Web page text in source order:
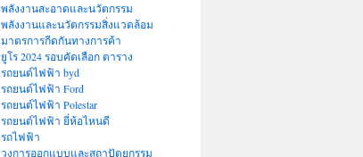
พลังงานสะอาดและนวัตกรรม
พลังงานและนวัตกรรมสิ่งแวดล้อม
มาตรการกีดกันทางการค้า
ยูโร 2024 รอบคัดเลือก ตาราง
รถยนต์ไฟฟ้า byd
รถยนต์ไฟฟ้า Ford
รถยนต์ไฟฟ้า Polestar
รถยนต์ไฟฟ้า ยี่ห้อไหนดี
รถไฟฟ้า
วงการออกแบบและสถาปัตยกรรม